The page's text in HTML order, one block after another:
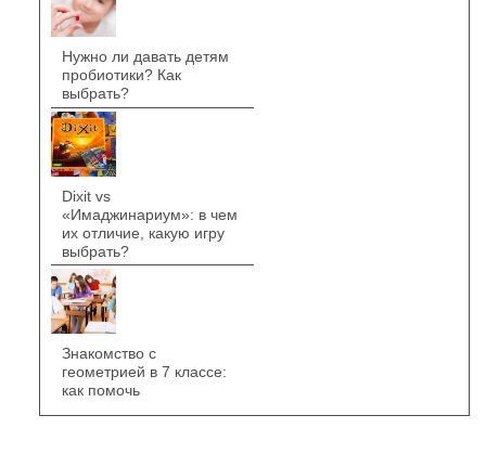
Нужно ли давать детям
пробиотики? Как
выбрать?
Dixit vs
«Имаджинариум»: в чем
их отличие, какую игру
выбрать?
Знакомство с
геометрией в 7 классе:
как помочь